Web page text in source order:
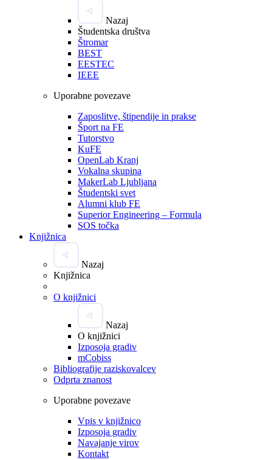
Nazaj
Študentska društva
Štromar
BEST
EESTEC
IEEE
Uporabne povezave
Zaposlitve, štipendije in prakse
Šport na FE
Tutorstvo
KuFE
OpenLab Kranj
Vokalna skupina
MakerLab Ljubljana
Študentski svet
Alumni klub FE
Superior Engineering – Formula
SOS točka
Knjižnica
Nazaj
Knjižnica
O knjižnici
Nazaj
O knjižnici
Izposoja gradiv
mCobiss
Bibliografije raziskovalcev
Odprta znanost
Uporabne povezave
Vpis v knjižnico
Izposoja gradiv
Navajanje virov
Kontakt